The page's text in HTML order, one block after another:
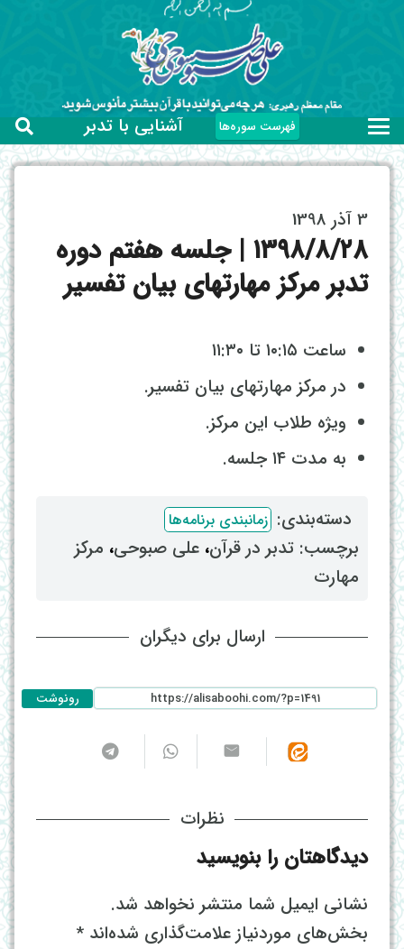
فهرست سوره‌ها آشنایی با تدبر
3 آذر 1398
۱۳۹۸/۸/۲8 | جلسه هفتم دوره
تدبر مرکز مهارتهای بیان تفسیر
ساعت ۱۰:۱۵ تا ۱۱:۳۰
در مرکز مهارتهای بیان تفسیر.
ویژه طلاب این مرکز.
به مدت ۱۴ جلسه.
دسته‌بندی: ‌ زمانبندی برنامه‌ها
برچسب: ‌ تدبر در قرآن، ‌ علی صبوحی، ‌ مرکز
مهارت
ارسال برای دیگران
رونوشت
نظرات
دیدگاهتان را بنویسید
نشانی ایمیل شما منتشر نخواهد شد.
بخش‌های موردنیاز علامت‌گذاری شده‌اند *